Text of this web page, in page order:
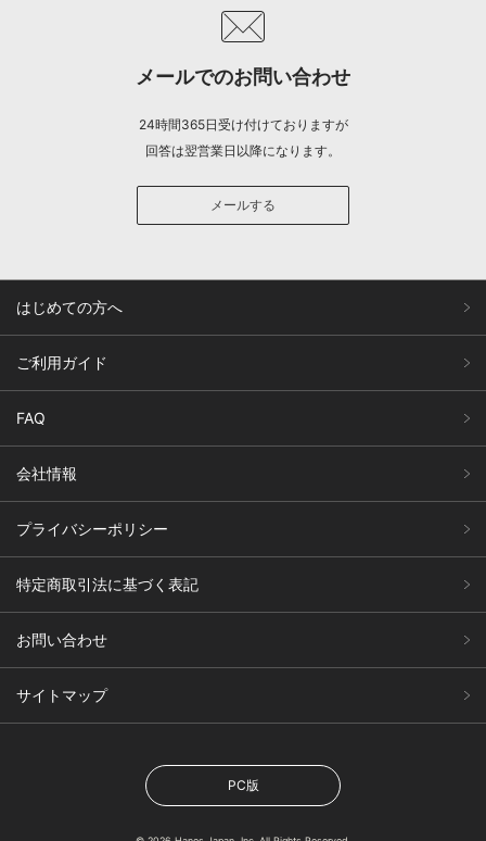
メールでのお問い合わせ
24時間365日受け付けておりますが
回答は翌営業日以降になります。
メールする
はじめての方へ
ご利用ガイド
FAQ
会社情報
プライバシーポリシー
特定商取引法に基づく表記
お問い合わせ
サイトマップ
PC版